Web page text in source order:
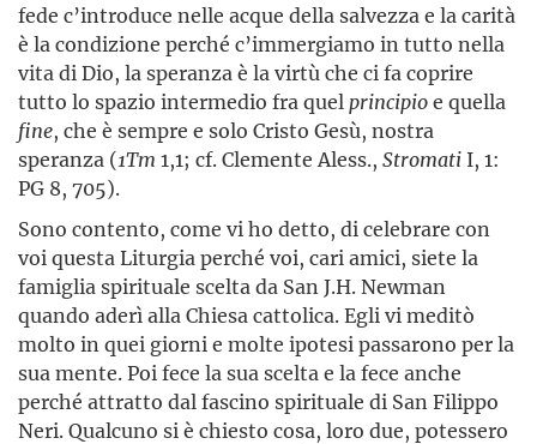
fede c’introduce nelle acque della salvezza e la carità
è la condizione perché c’immergiamo in tutto nella
vita di Dio, la speranza è la virtù che ci fa coprire
tutto lo spazio intermedio fra quel principioe quella
fine, che è sempre e solo Cristo Gesù, nostra
speranza (1Tm 1,1; cf. Clemente Aless., StromatiI, 1:
PG 8, 705).
Sono contento, come vi ho detto, di celebrare con
voi questa Liturgia perché voi, cari amici, siete la
famiglia spirituale scelta da San J.H. Newman
quando aderì alla Chiesa cattolica. Egli vi meditò
molto in quei giorni e molte ipotesi passarono per la
sua mente. Poi fece la sua scelta e la fece anche
perché attratto dal fascino spirituale di San Filippo
Neri. Qualcuno si è chiesto cosa, loro due, potessero